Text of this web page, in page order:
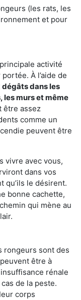
(les rats, les
et pour
activité
À l’aide de
dégâts dans les
les murs et même
être assez
comme un
peuvent être
vivre avec vous,
dans vos
qu’ils le désirent.
bonne cachette,
qui mène au
rongeurs sont des
être à
rénale
de la peste.
corps